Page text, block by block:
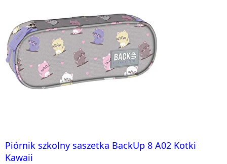
Piórnik szkolny saszetka BackUp 8 A02 Kotki
Kawaii